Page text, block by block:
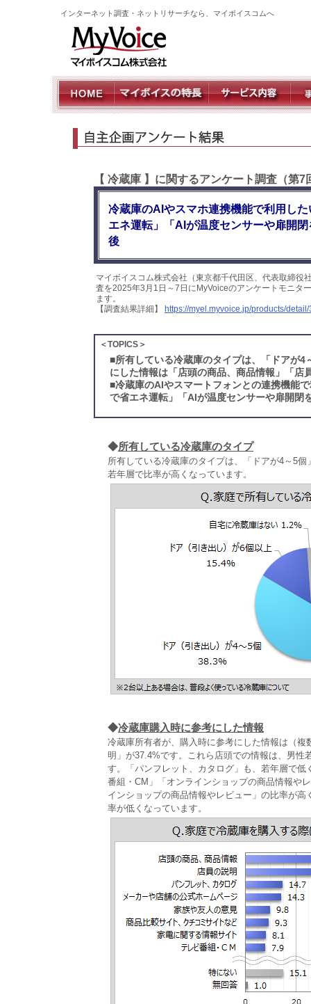
インターネット調査・ネットリサーチなら、マイボイスコムへ
【 冷蔵庫 】に関するアンケート調査（第7
冷蔵庫のAIやスマホ連携機能で利用し
エネ運転」「AIが温度センサーや扉開
後
マイボイスコム株式会社（東京都千代田区、代表取締
査を2025年3月1日～7日にMyVoiceのアンケートモニタ
ます。
【調査結果詳細】
https://myel.myvoice.jp/products/
＜TOPICS＞
■所有している冷蔵庫のタイプは、「ドアが
にした情報は「店頭の商品、商品情報」「店
■冷蔵庫のAIやスマートフォンとの連携機能
で省エネ運転」「AIが温度センサーや扉開閉
◆所有している冷蔵庫のタイプ
所有している冷蔵庫のタイプは、「ドアが4～5
若年層で比率が高くなっています。
◆冷蔵庫購入時に参考にした情報
冷蔵庫所有者が、購入時に参考にした情報は（
明」が37.4%です。これら店頭での情報は、男性
す。「パンフレット、カタログ」も、若年層で
番組・CM」「オンラインショップの商品情報や
インショップの商品情報やレビュー」の比率が
率が低くなっています。